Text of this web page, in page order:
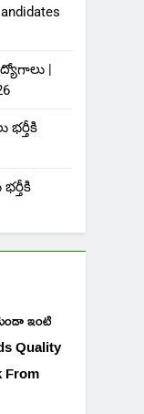
|
ఇంటి
Quality
From